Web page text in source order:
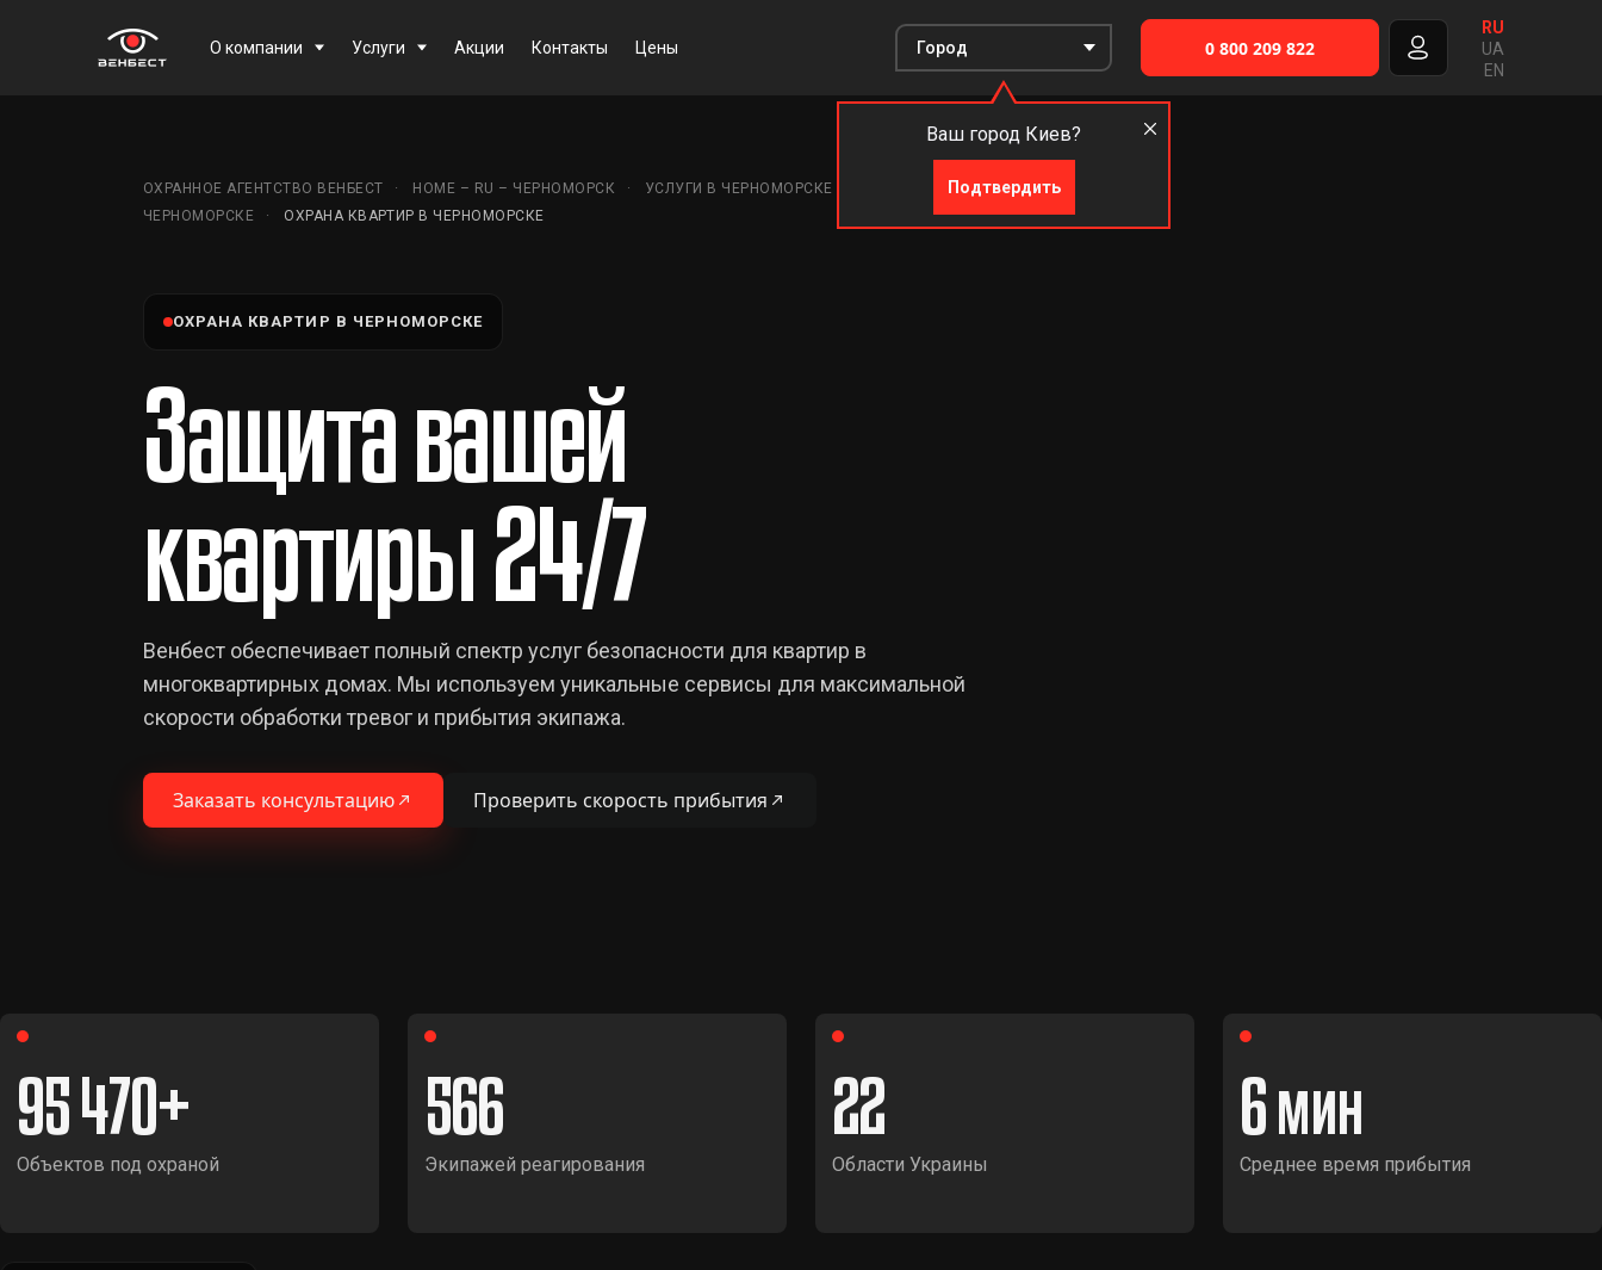
О компании Услуги Акции Контакты Цены
Ваш город Киев?
Подтвердить
0 800 209 822
RU
UA
EN
ОХРАННОЕ АГЕНТСТВО ВЕНБЕСТ HOME – RU – ЧЕРНОМОРСК УСЛУГИ В ЧЕРНОМОРСКЕ
ОХРАНА ЖИЛЬЯ В
ЧЕРНОМОРСКЕ
ОХРАНА КВАРТИР В ЧЕРНОМОРСКЕ
ОХРАНА КВАРТИР В ЧЕРНОМОРСКЕ
Защита вашей
квартиры 24/7
Венбест обеспечивает полный спектр услуг безопасности для квартир в
многоквартирных домах. Мы используем уникальные сервисы для максимальной
скорости обработки тревог и прибытия экипажа.
Заказать консультацию Проверить скорость прибытия
95 470
Объектов под охраной
566
Экипажей реагирования
22
Области Украины
6
Среднее время прибытия